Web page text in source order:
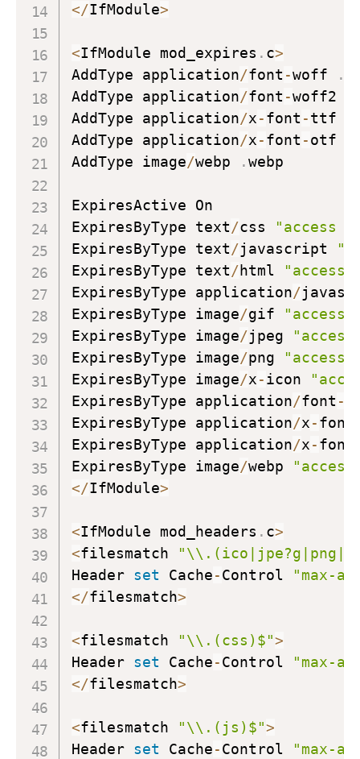
</IfModule>
<IfModule mod_expires . c>
AddType application/font -woff .
AddType application/font -woff2
AddType application/x-font -ttf
AddType application/x-font -otf
AddType image/webp .webp
ExpiresActive On
ExpiresByType text/css
"access
ExpiresByType text/javascript
ExpiresByType text/html
"access
ExpiresByType application/
ExpiresByType image/gif
"access
ExpiresByType image/jpeg
ExpiresByType image/png
"access
ExpiresByType image/x-icon
ExpiresByType application/font -
ExpiresByType application/x-font
ExpiresByType application/x-font
ExpiresByType image/webp
</IfModule>
<IfModule mod_headers . c>
<filesmatch
Header set Cache-Control
"max-
</filesmatch>
<filesmatch "\\.(css)$">
Header set Cache-Control
"max-
</filesmatch>
<filesmatch "\\.(js)$">
Header set Cache-Control
"max-